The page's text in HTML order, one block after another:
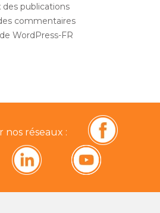
des publications
commentaires
WordPress-FR
nos réseaux :